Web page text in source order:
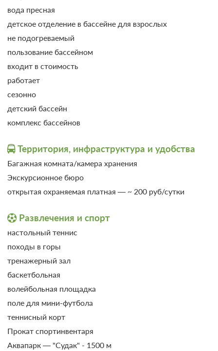
от 7 200
ЗА НОЧЬ ДЛЯ 1 ГОСТЯ
Забронировать
5 фото
Улучшенный стандарт 3-местный
Подробнее
16м 2
Завтрак (заказное)
Требуется предоплата
от 7 500
ЗА НОЧЬ ДЛЯ 1 ГОСТЯ
вода пресная
детское отделение в бассейне для взрослых
не подогреваемый
пользование бассейном
входит в стоимость
работает
сезонно
детский бассейн
комплекс бассейнов
Территория, инфраструктура и удобства
Багажная комната/камера хранения
Экскурсионное бюро
открытая охраняемая платная — ~ 200 руб/сутки
Развлечения и спорт
настольный теннис
походы в горы
тренажерный зал
баскетбольная
волейбольная площадка
поле для мини-футбола
теннисный корт
Прокат спортинвентаря
Аквапарк — "Судак" - 1500 м